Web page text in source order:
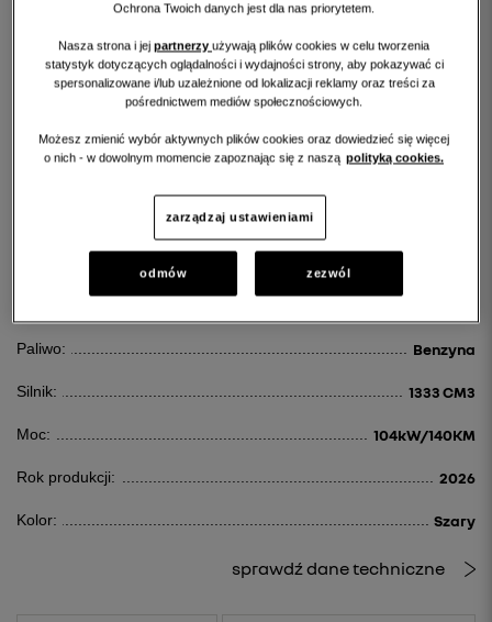
RENAULT CAPTUR
CAPTUR 1.3 TCE MHEV ESPRIT ALPINE EDC
135 600 PLN
Paliwo: Benzyna
Silnik: 1333 CM3
Moc: 104kW/140KM
Rok produkcji: 2026
Kolor: Szary
sprawdź dane techniczne
Ochrona Twoich danych jest dla nas priorytetem.
Nasza strona i jej partnerzy używają plików cookies w celu tworzenia
statystyk dotyczących oglądalności i wydajności strony, aby pokazywać ci
spersonalizowane i/lub uzależnione od lokalizacji reklamy oraz treści za
pośrednictwem mediów społecznościowych.
Możesz zmienić wybór aktywnych plików cookies oraz dowiedzieć się więcej
o nich - w dowolnym momencie zapoznając się z naszą polityką cookies.
zarządzaj ustawieniami
odmów zezwól